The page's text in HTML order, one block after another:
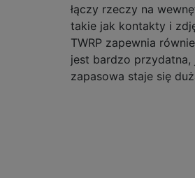
łączy rzeczy na
takie jak kontakty i
TWRP zapewnia
jest bardzo
zapasowa staje się